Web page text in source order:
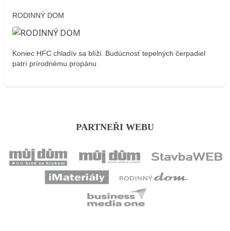
RODINNÝ DOM
Koniec HFC chladív sa blíži. Budúcnosť tepelných čerpadiel
patrí prírodnému propánu
PARTNEŘI WEBU